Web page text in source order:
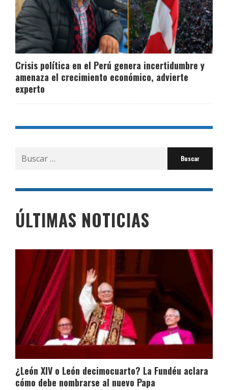
Crisis política en el Perú genera incertidumbre y
amenaza el crecimiento económico, advierte
experto
Buscar
por:
ÚLTIMAS NOTICIAS
¿León XIV o León decimocuarto? La Fundéu aclara
cómo debe nombrarse al nuevo Papa